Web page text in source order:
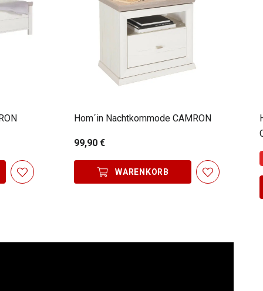
Hom´in Nachtkommode CAMRON
99,90 €
WARENKORB